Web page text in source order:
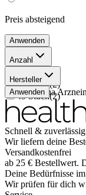
Preis absteigend
Anwenden
Anzahl
28 Stück (2
98 Stück(2)
49 Stück(2)
Hersteller
Apogepha
Anwenden
Schnell &
Wir liefern deine
Versandkostenfrei
ab 25 € Bestellwert.
Deine Bedürfnisse
Wir prüfen für dich